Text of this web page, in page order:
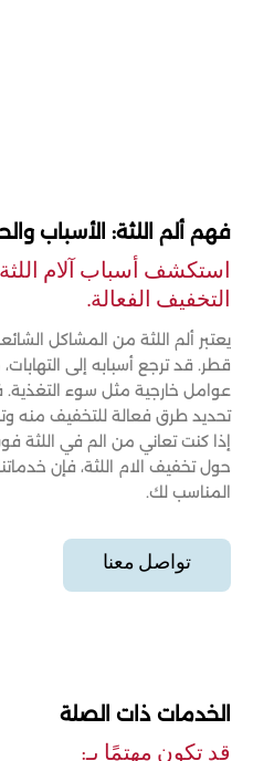
فهم ألم اللثة: الأسباب
استكشف أسباب آلام
التخفيف الفعالة.
يعتبر ألم اللثة من المشاكل
قطر. قد ترجع أسبابه إلى
عوامل خارجية مثل سوء التغذية.
تحديد طرق فعالة للتخفيف منه
إذا كنت تعاني من الم في
حول تخفيف الام اللثة، فإن
المناسب لك.
تواصل معنا
الخدمات ذات الصلة